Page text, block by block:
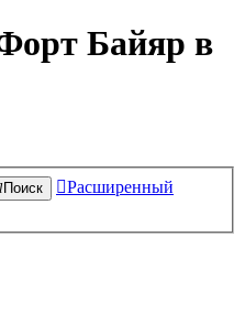
Байяр в
Поиск
Расширенный